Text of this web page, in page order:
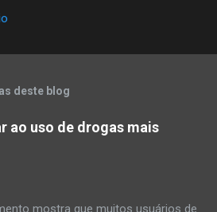
deste blog
ao uso de drogas mais
mostra que muitos usuários de